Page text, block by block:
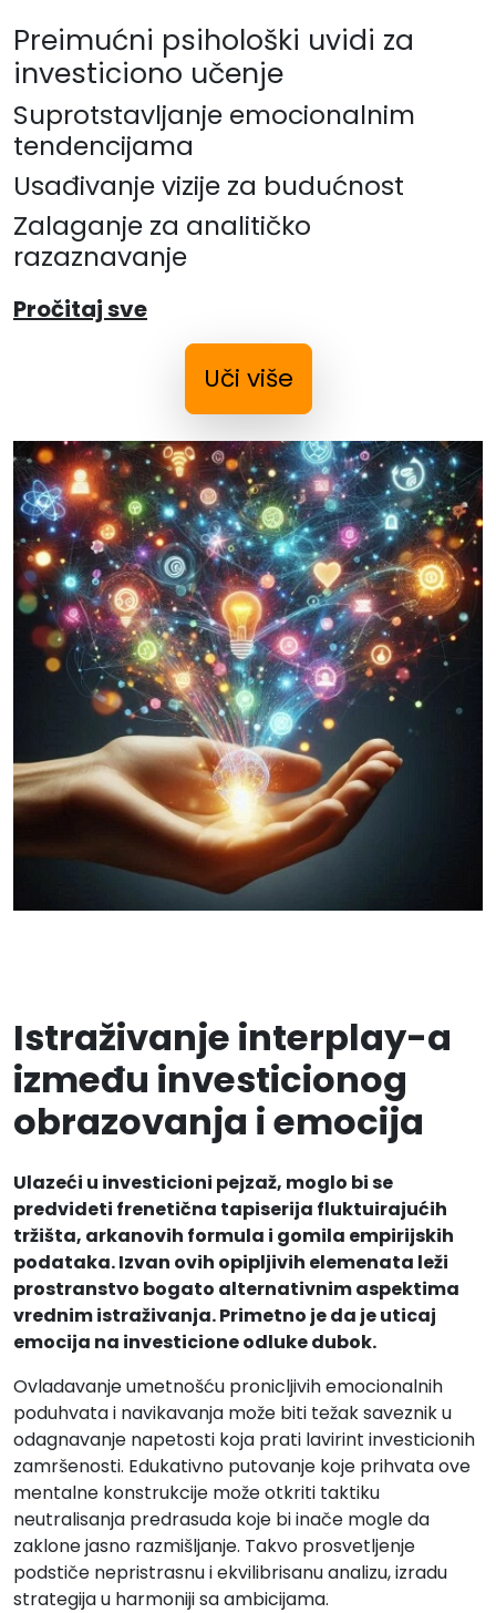
Preimućni psihološki uvidi za
investiciono učenje
Suprotstavljanje emocionalnim
tendencijama
Usađivanje vizije za budućnost
Zalaganje za analitičko
razaznavanje
Pročitaj sve
Uči više
Istraživanje interplay-a
između investicionog
obrazovanja i emocija
Ulazeći u investicioni pejzaž, moglo bi se
predvideti frenetična tapiserija fluktuirajućih
tržišta, arkanovih formula i gomila empirijskih
podataka. Izvan ovih opipljivih elemenata leži
prostranstvo bogato alternativnim aspektima
vrednim istraživanja. Primetno je da je uticaj
emocija na investicione odluke dubok.
Ovladavanje umetnošću pronicljivih emocionalnih
poduhvata i navikavanja može biti težak saveznik u
odagnavanje napetosti koja prati lavirint investicionih
zamršenosti. Edukativno putovanje koje prihvata ove
mentalne konstrukcije može otkriti taktiku
neutralisanja predrasuda koje bi inače mogle da
zaklone jasno razmišljanje. Takvo prosvetljenje
podstiče nepristrasnu i ekvilibrisanu analizu, izradu
strategija u harmoniji sa ambicijama.